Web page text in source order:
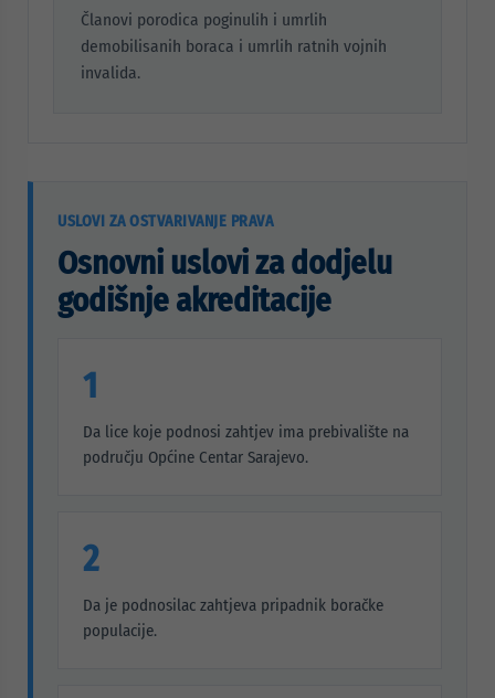
Članovi porodica poginulih i umrlih
demobilisanih boraca i umrlih ratnih vojnih
invalida.
USLOVI ZA OSTVARIVANJE PRAVA
Osnovni uslovi za dodjelu
godišnje akreditacije
1
Da lice koje podnosi zahtjev ima prebivalište na
području Općine Centar Sarajevo.
2
Da je podnosilac zahtjeva pripadnik boračke
populacije.